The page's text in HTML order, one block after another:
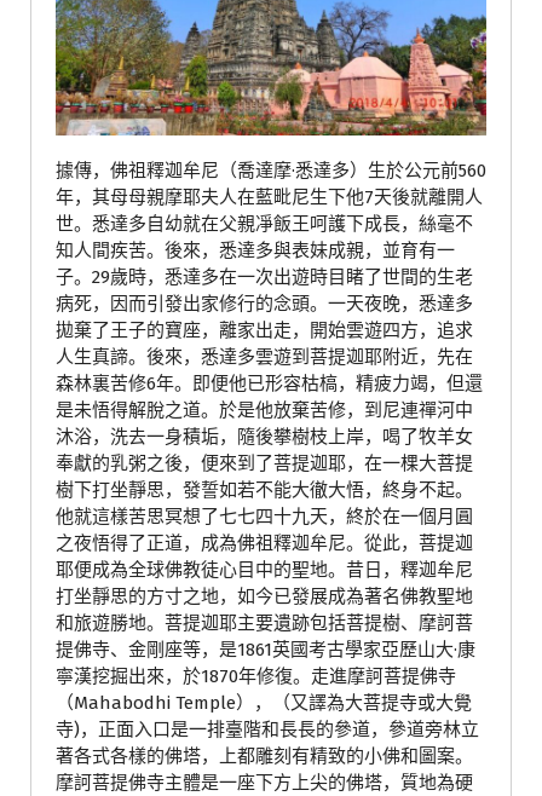
據傳，佛祖釋迦牟尼（喬達摩·悉達多）生於公元前560
年，其母母親摩耶夫人在藍毗尼生下他7天後就離開人
世。悉達多自幼就在父親凈飯王呵護下成長，絲毫不
知人間疾苦。後來，悉達多與表妹成親，並育有一
子。29歲時，悉達多在一次出遊時目睹了世間的生老
病死，因而引發出家修行的念頭。一天夜晚，悉達多
拋棄了王子的寶座，離家出走，開始雲遊四方，追求
人生真諦。後來，悉達多雲遊到菩提迦耶附近，先在
森林裏苦修6年。即便他已形容枯槁，精疲力竭，但還
是未悟得解脫之道。於是他放棄苦修，到尼連禪河中
沐浴，洗去一身積垢，隨後攀樹枝上岸，喝了牧羊女
奉獻的乳粥之後，便來到了菩提迦耶，在一棵大菩提
樹下打坐靜思，發誓如若不能大徹大悟，終身不起。
他就這樣苦思冥想了七七四十九天，終於在一個月圓
之夜悟得了正道，成為佛祖釋迦牟尼。從此，菩提迦
耶便成為全球佛教徒心目中的聖地。昔日，釋迦牟尼
打坐靜思的方寸之地，如今已發展成為著名佛教聖地
和旅遊勝地。菩提迦耶主要遺跡包括菩提樹、摩訶菩
提佛寺、金剛座等，是1861英國考古學家亞歷山大·康
寧漢挖掘出來，於1870年修復。走進摩訶菩提佛寺
（Mahabodhi Temple），（又譯為大菩提寺或大覺
寺)，正面入口是一排臺階和長長的參道，參道旁林立
著各式各樣的佛塔，上都雕刻有精致的小佛和圖案。
摩訶菩提佛寺主體是一座下方上尖的佛塔，質地為硬